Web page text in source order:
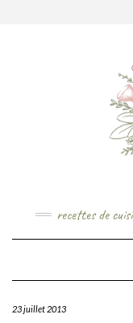
recettes de
23 juillet 2013